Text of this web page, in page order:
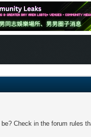
Check in the forum rules